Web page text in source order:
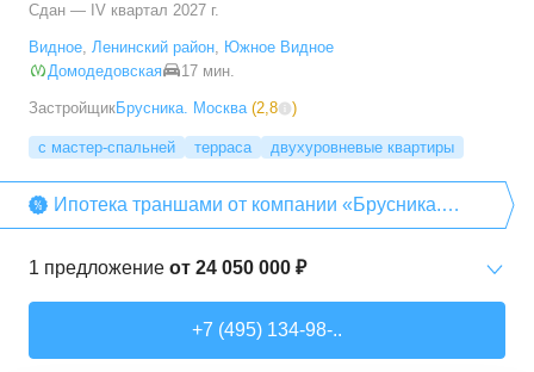
Сдан — IV квартал 2027 г.
Видное, Ленинский район, Южное Видное
Домодедовская
17 мин.
ЗастройщикБрусника. Москва (2,8 )
с мастер-спальней терраса двухуровневые квартиры
Ипотека траншами от компании «Брусника.
Москва»
1 предложение от 24 050 000 ₽
+7 (495) 134-98-..